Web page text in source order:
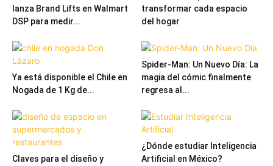
lanza Brand Lifts en Walmart
DSP para medir...
transformar cada espacio
del hogar
Ya está disponible el Chile en
Nogada de 1 Kg de...
Spider-Man: Un Nuevo Día: La
magia del cómic finalmente
regresa al...
Claves para el diseño y
¿Dónde estudiar Inteligencia
Artificial en México?